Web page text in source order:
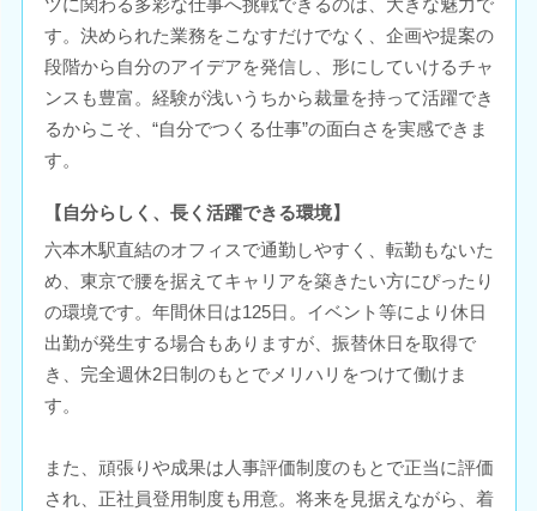
ツに関わる多彩な仕事へ挑戦できるのは、大きな魅力で
す。決められた業務をこなすだけでなく、企画や提案の
段階から自分のアイデアを発信し、形にしていけるチャ
ンスも豊富。経験が浅いうちから裁量を持って活躍でき
るからこそ、“自分でつくる仕事”の面白さを実感できま
す。
【自分らしく、長く活躍できる環境】
六本木駅直結のオフィスで通勤しやすく、転勤もないた
め、東京で腰を据えてキャリアを築きたい方にぴったり
の環境です。年間休日は125日。イベント等により休日
出勤が発生する場合もありますが、振替休日を取得で
き、完全週休2日制のもとでメリハリをつけて働けま
す。
また、頑張りや成果は人事評価制度のもとで正当に評価
され、正社員登用制度も用意。将来を見据えながら、着